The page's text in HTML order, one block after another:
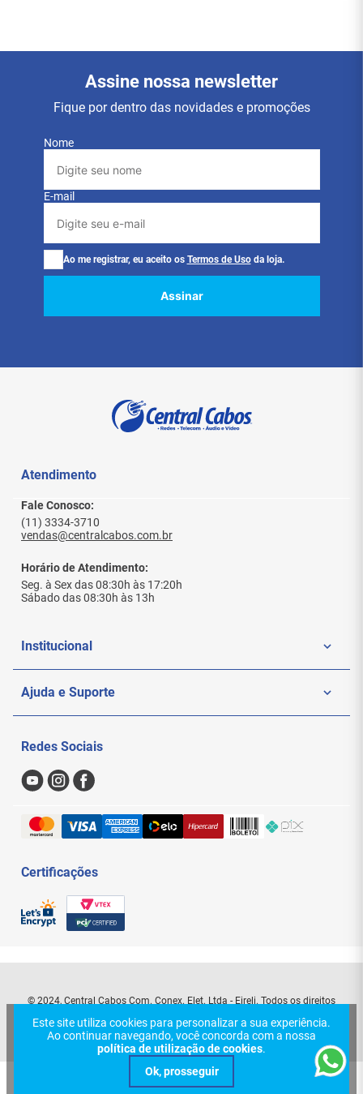
Este site utiliza cookies para personalizar a sua experiência.
Ao continuar navegando, você concorda com a nossa
política de utilização de cookies.
Assine nossa newsletter
Fique por dentro das novidades e promoções
Nome
E-mail
Ao me registrar, eu aceito os Termos de Uso da loja.
Assinar
Atendimento
Fale Conosco:
(11) 3334-3710
vendas@centralcabos.com.br
Horário de Atendimento:
Seg. à Sex das 08:30h às 17:20h
Sábado das 08:30h às 13h
Institucional
Quem Somos
Nossas Lojas
Formas de Pagamento
Trocas e Devoluções
Ajuda e Suporte
Sac
Redes Sociais
Certificações
© 2024, Central Cabos Com. Conex. Elet. Ltda - Eireli. Todos os direitos
01209-000 | CNPJ: 08.626.431/0001-70